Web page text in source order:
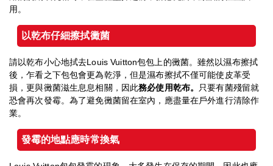
用。
以乾布仔細擦拭黴菌
請以乾布小心地拭去Louis Vuitton包包上的黴菌。雖然以濕布擦拭
後，乍看之下包包會更為乾淨，但是濕布擦拭不僅可能使皮革受
損，更與黴菌滋生息息相關，因此務必使用乾布。
只要有菌殘留就
恐會再次發霉。為了避免黴菌留在室內，應盡量在戶外進行清除作
業。
發霉的地點應時常換氣